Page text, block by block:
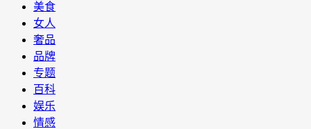
美食
女人
奢品
品牌
专题
百科
娱乐
情感